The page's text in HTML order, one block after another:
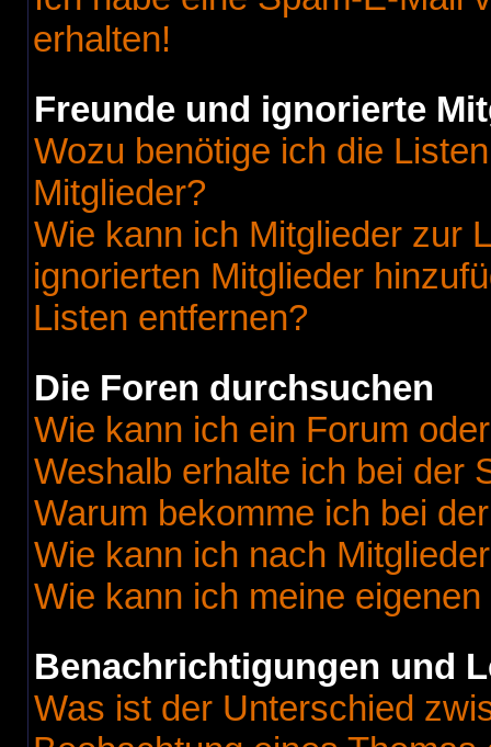
erhalten!
Freunde und ignorierte
Wozu benötige ich die
Mitglieder?
Wie kann ich Mitglieder zur
ignorierten Mitglieder
Listen entfernen?
Die Foren durchsuchen
Wie kann ich ein Forum
Weshalb erhalte ich bei der
Warum bekomme ich bei
Wie kann ich nach
Wie kann ich meine
Benachrichtigungen und
Was ist der Unterschied